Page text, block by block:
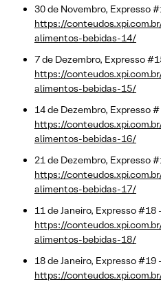
30 de Novembro, Expresso
https://
alimentos-bebidas-14/
7 de Dezembro, Expresso
https://
alimentos-bebidas-15/
14 de Dezembro, Expresso
https://
alimentos-bebidas-16/
21 de Dezembro, Expresso
https://
alimentos-bebidas-17/
11 de Janeiro, Expresso #18
https://
alimentos-bebidas-18/
18 de Janeiro, Expresso #19
https://